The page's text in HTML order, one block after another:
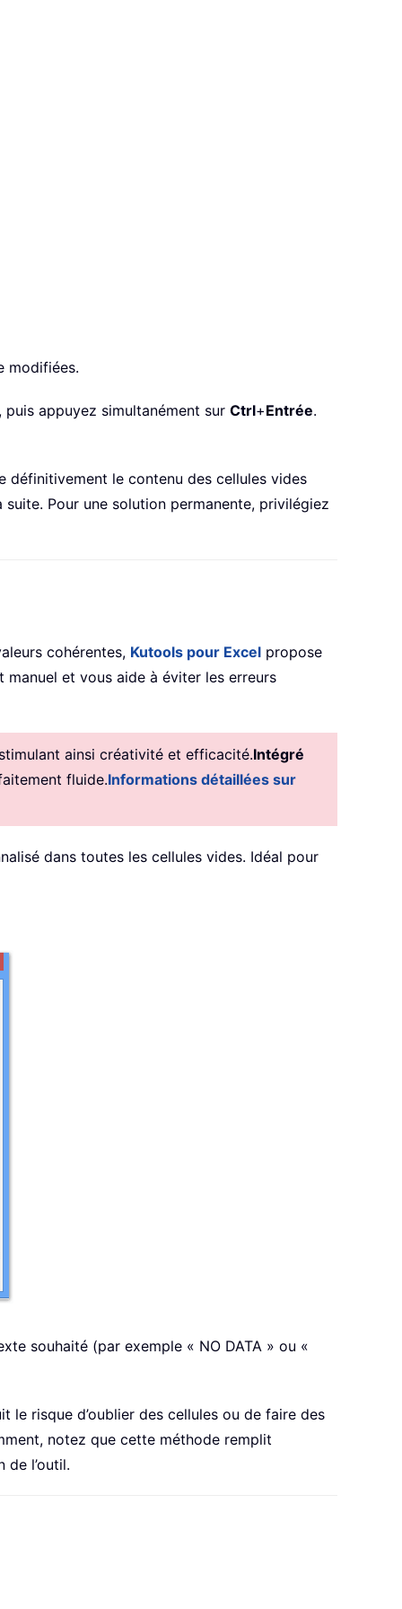
modifiées.
appuyez simultanément sur Ctrl+Entrée.
définitivement le contenu des cellules vides
Pour une solution permanente, privilégiez
cohérentes, Kutools pour Excel propose
et vous aide à éviter les erreurs
ainsi créativité et efficacité.Intégré
fluide.Informations détaillées sur
dans toutes les cellules vides. Idéal pour
souhaité (par exemple « NO DATA » ou «
risque d’oublier des cellules ou de faire des
notez que cette méthode remplit
l’outil.